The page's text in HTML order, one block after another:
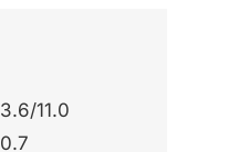
3.6/11.0
0.7